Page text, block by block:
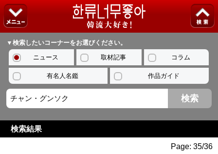
▼検索したいコーナーをお選びください。
ニュース
取材記事 コラム
有名人名鑑 作品ガイド
検索結果
Page: 35/36